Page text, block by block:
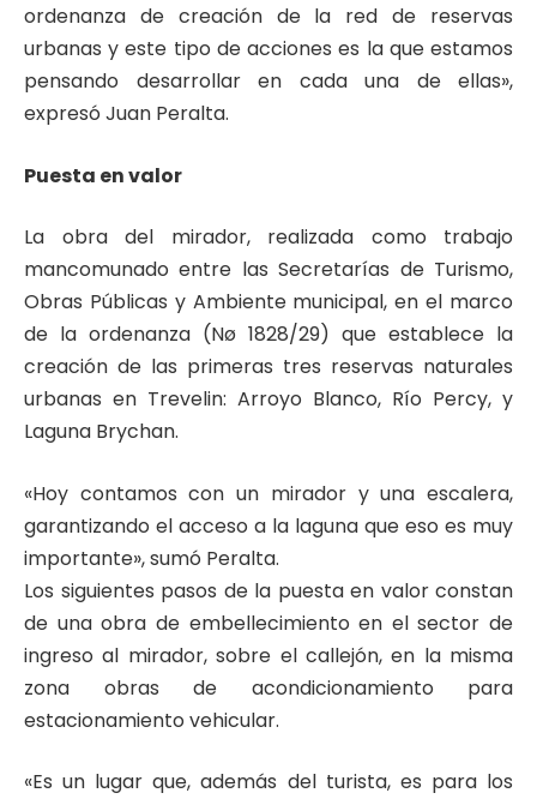
ordenanza de creación de la red de reservas
urbanas y este tipo de acciones es la que estamos
pensando desarrollar en cada una de ellas»,
expresó Juan Peralta.
Puesta en valor
La obra del mirador, realizada como trabajo
mancomunado entre las Secretarías de Turismo,
Obras Públicas y Ambiente municipal, en el marco
de la ordenanza (Nø 1828/29) que establece la
creación de las primeras tres reservas naturales
urbanas en Trevelin: Arroyo Blanco, Río Percy, y
Laguna Brychan.
«Hoy contamos con un mirador y una escalera,
garantizando el acceso a la laguna que eso es muy
importante», sumó Peralta.
Los siguientes pasos de la puesta en valor constan
de una obra de embellecimiento en el sector de
ingreso al mirador, sobre el callejón, en la misma
zona obras de acondicionamiento para
estacionamiento vehicular.
«Es un lugar que, además del turista, es para los